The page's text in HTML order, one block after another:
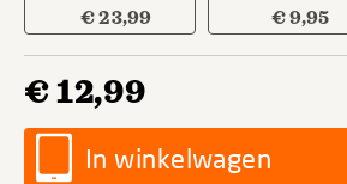
€ 23,99 € 9,95
€ 12,99
In winkelwagen